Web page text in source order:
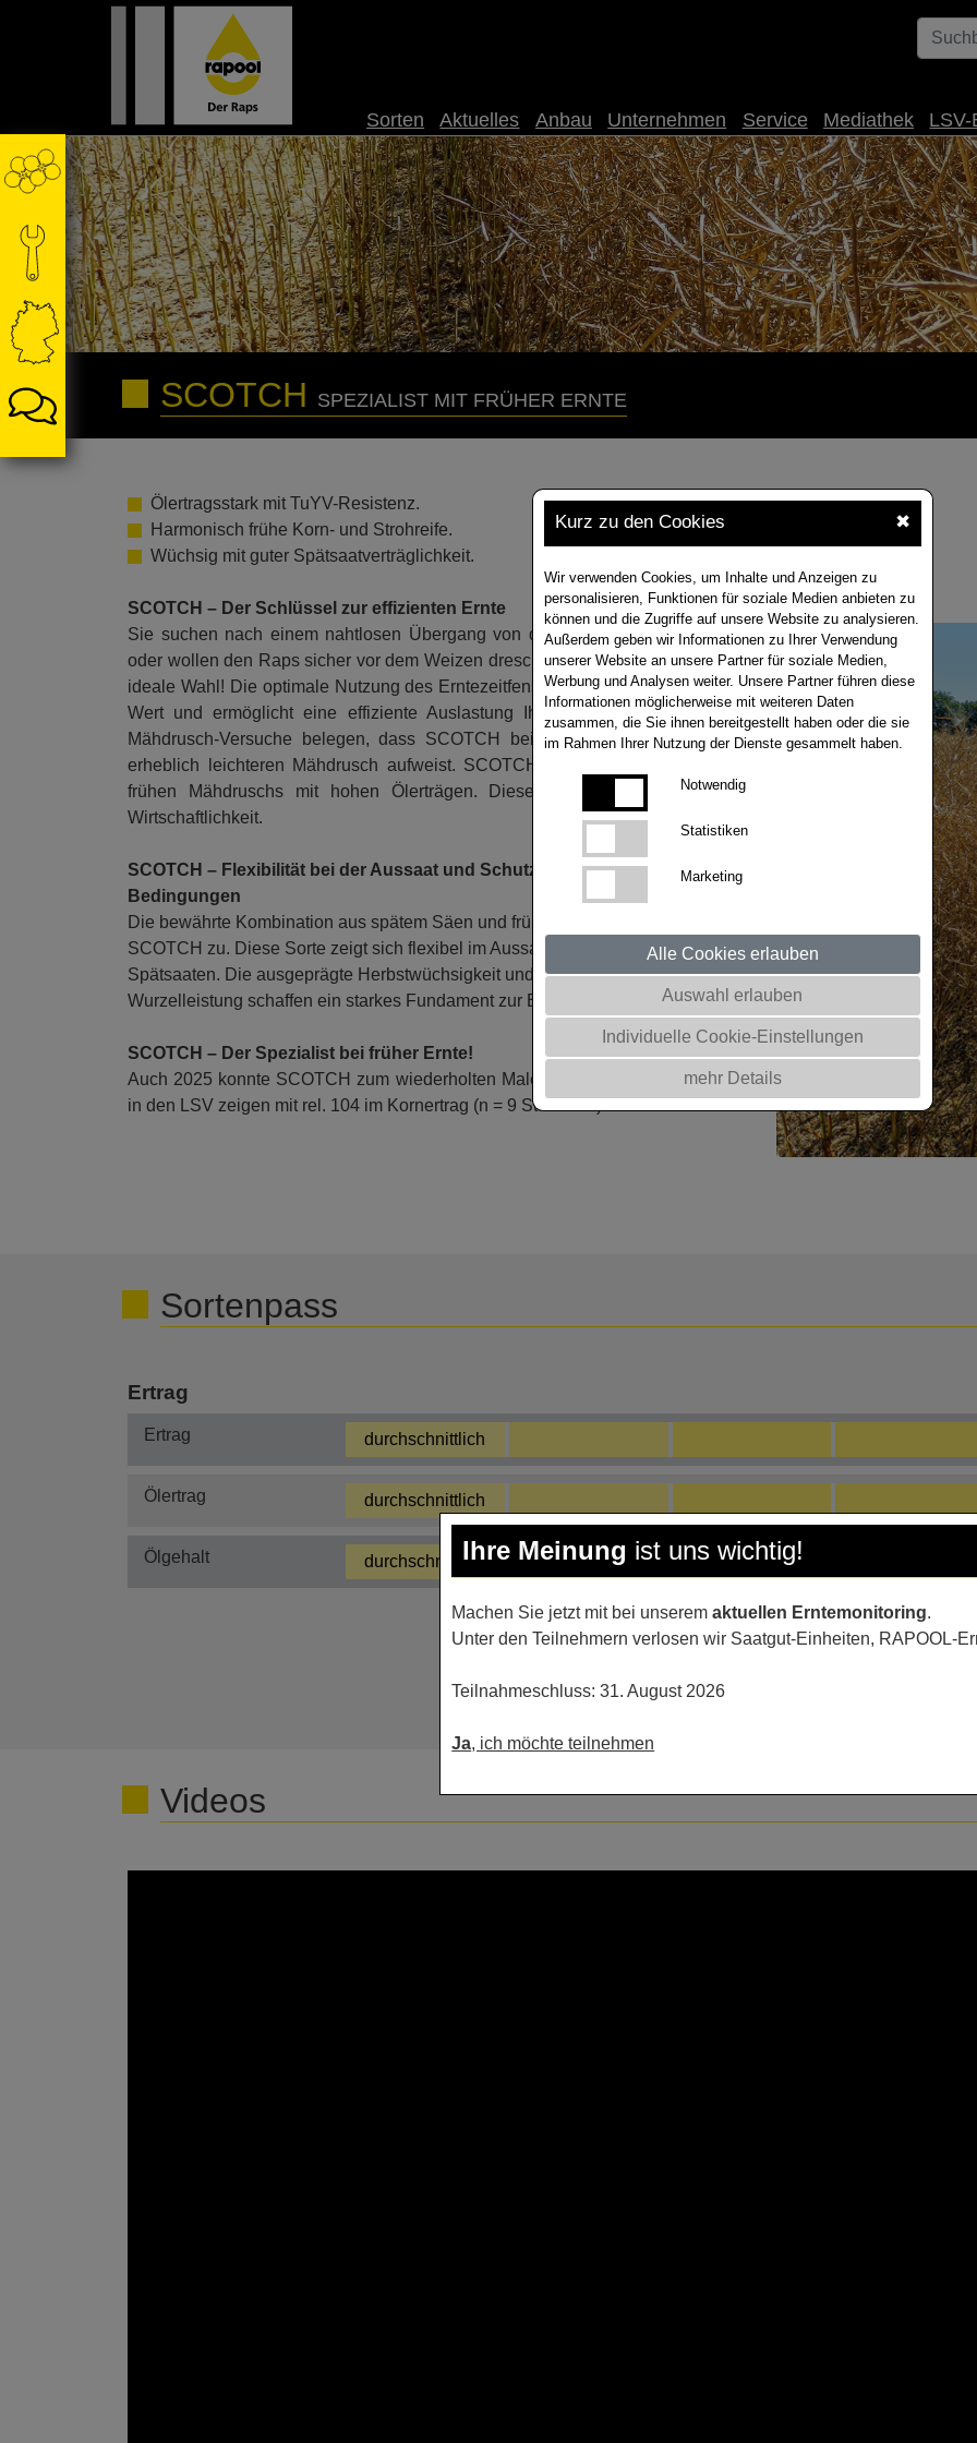
Kurz zu den Cookies ✖
Wir verwenden Cookies, um Inhalte und Anzeigen zu
personalisieren, Funktionen für soziale Medien anbieten zu
können und die Zugriffe auf unsere Website zu analysieren.
Außerdem geben wir Informationen zu Ihrer Verwendung
unserer Website an unsere Partner für soziale Medien,
Werbung und Analysen weiter. Unsere Partner führen diese
Informationen möglicherweise mit weiteren Daten
zusammen, die Sie ihnen bereitgestellt haben oder die sie
im Rahmen Ihrer Nutzung der Dienste gesammelt haben.
Notwendig
Statistiken
Marketing
Alle Cookies erlauben
Auswahl erlauben
Individuelle Cookie-Einstellungen
mehr Details
Sorten Aktuelles Anbau Unternehmen Service Mediathek
SCOTCH SPEZIALIST MIT FRÜHER ERNTE
Ölertragsstark mit TuYV-Resistenz.
Harmonisch frühe Korn- und Strohreife.
Wüchsig mit guter Spätsaatverträglichkeit.
SCOTCH – Der Schlüssel zur effizienten Ernte
Sie suchen nach einem nahtlosen Übergang von der Gerstenernte zum Raps
oder wollen den Raps sicher vor dem Weizen dreschen? Dann ist SCOTCH die
ideale Wahl! Die optimale Nutzung des Erntezeitfensters ist von unschätzbarem
Wert und ermöglicht eine effiziente Auslastung Ihres Mähdreschers. Interne
Mähdrusch-Versuche belegen, dass SCOTCH bei frühem Erntetermin einen
erheblich leichteren Mähdrusch aufweist. SCOTCH vereint die Vorteile eines
frühen Mähdruschs mit hohen Ölerträgen. Diese Kombination steigert die
Wirtschaftlichkeit.
SCOTCH – Flexibilität bei der Aussaat und Schutz bei widrigen
Bedingungen
Die bewährte Kombination aus spätem Säen und frühem Dreschen trifft auch auf
SCOTCH zu. Diese Sorte zeigt sich flexibel im Aussaatfenster, insbesondere für
Spätsaaten. Die ausgeprägte Herbstwüchsigkeit und eine robuste
Wurzelleistung schaffen ein starkes Fundament zur Ertragsbildung.
SCOTCH – Der Spezialist bei früher Ernte!
Auch 2025 konnte SCOTCH zum wiederholten Male seine gute Ertragsleistung
in den LSV zeigen mit rel. 104 im Kornertrag (n = 9 Standorte).
Sortenpass
Ertrag
Ertrag durchschnittlich
Ölertrag durchschnittlich
Ölgehalt durchschnittlich
Videos
Ihre Meinung ist uns wichtig!
Machen Sie jetzt mit bei unseremaktuellen Erntemonitoring.
Unter den Teilnehmern verlosen wir Saatgut-Einheiten, RAPOOL-
Teilnahmeschluss: 31. August 2026
Ja, ich möchte teilnehmen